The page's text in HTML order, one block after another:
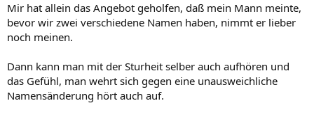
Mir hat allein das Angebot geholfen, daß mein Mann meinte,
bevor wir zwei verschiedene Namen haben, nimmt er lieber
noch meinen.
Dann kann man mit der Sturheit selber auch aufhören und
das Gefühl, man wehrt sich gegen eine unausweichliche
Namensänderung hört auch auf.